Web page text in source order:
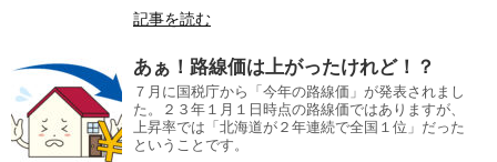
記事を読む
あぁ！路線価は上がったけれど！？
７月に国税庁から「今年の路線価」が発表されまし
た。２３年１月１日時点の路線価ではありますが、
上昇率では「北海道が２年連続で全国１位」だった
ということです。